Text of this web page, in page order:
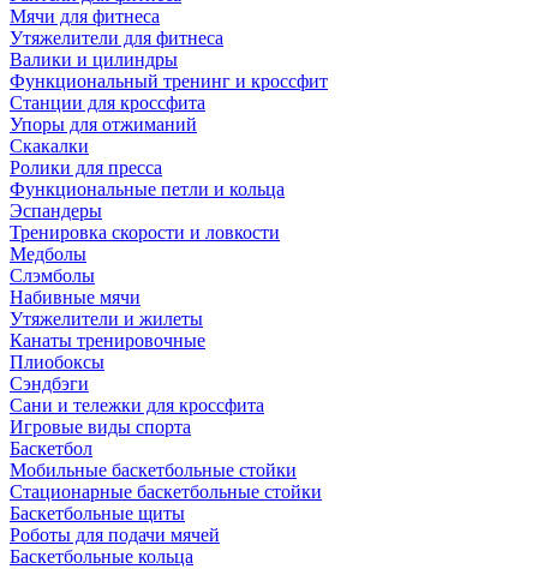
Мячи для фитнеса
Утяжелители для фитнеса
Валики и цилиндры
Функциональный тренинг и кроссфит
Станции для кроссфита
Упоры для отжиманий
Скакалки
Ролики для пресса
Функциональные петли и кольца
Эспандеры
Тренировка скорости и ловкости
Медболы
Слэмболы
Набивные мячи
Утяжелители и жилеты
Канаты тренировочные
Плиобоксы
Сэндбэги
Сани и тележки для кроссфита
Игровые виды спорта
Баскетбол
Мобильные баскетбольные стойки
Стационарные баскетбольные стойки
Баскетбольные щиты
Роботы для подачи мячей
Баскетбольные кольца